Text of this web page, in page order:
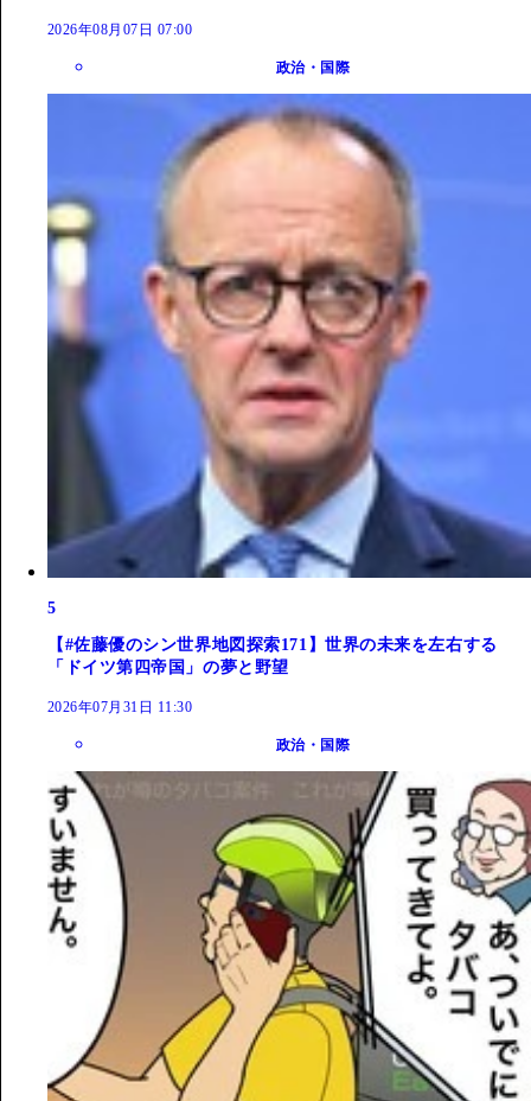
2026年08月07日 07:00
政治・国際
5
【#佐藤優のシン世界地図探索171】世界の未来を左右する
「ドイツ第四帝国」の夢と野望
2026年07月31日 11:30
政治・国際